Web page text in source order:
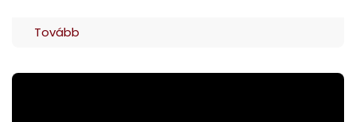
Tovább